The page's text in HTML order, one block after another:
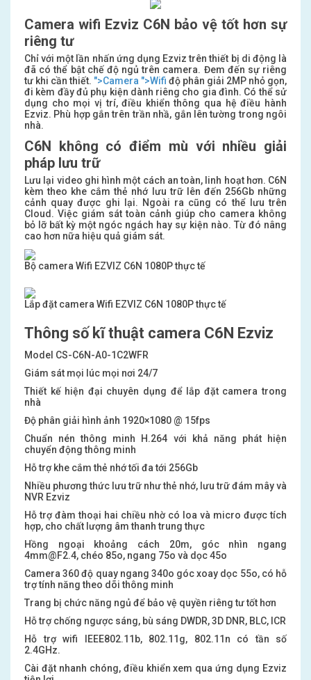
Camera wifi Ezviz C6N bảo vệ tốt hơn sự
riêng tư
Chỉ với một lần nhấn ứng dụng Ezviz trên thiết bị di động là
đã có thể bật chế độ ngủ trên camera. Đem đến sự riêng
tư khi cần thiết. ">Camera ">Wifi độ phân giải 2MP nhỏ gọn,
đi kèm đầy đủ phụ kiện dành riêng cho gia đình. Có thể sử
dụng cho mọi vị trí, điều khiển thông qua hệ điều hành
Ezviz. Phù hợp gắn trên trần nhầ, gắn lên tường trong ngôi
nhà.
C6N không có điểm mù với nhiều giải
pháp lưu trữ
Lưu lại video ghi hình một cách an toàn, linh hoạt hơn. C6N
kèm theo khe cắm thẻ nhớ lưu trữ lên đến 256Gb những
cảnh quay được ghi lại. Ngoài ra cũng có thể lưu trên
Cloud. Việc giám sát toàn cảnh giúp cho camera không
bỏ lỡ bất kỳ một ngóc ngách hay sự kiện nào. Từ đó nâng
cao hơn nữa hiệu quả giám sát.
Bộ camera Wifi EZVIZ C6N 1080P thực tế
Lắp đặt camera Wifi EZVIZ C6N 1080P thực tế
Thông số kĩ thuật camera C6N Ezviz
Model CS-C6N-A0-1C2WFR
Giám sát mọi lúc mọi nơi 24/7
Thiết kế hiện đại chuyên dụng để lắp đặt camera trong
nhà
Độ phân giải hình ảnh 1920×1080 @ 15fps
Chuẩn nén thông minh H.264 với khả năng phát hiện
chuyển động thông minh
Hỗ trợ khe cắm thẻ nhớ tối đa tới 256Gb
Nhiều phương thức lưu trữ như thẻ nhớ, lưu trữ đám mây và
NVR Ezviz
Hỗ trợ đàm thoại hai chiều nhờ có loa và micro được tích
hợp, cho chất lượng âm thanh trung thực
Hồng ngoại khoảng cách 20m, góc nhìn ngang
4mm@F2.4, chéo 85o, ngang 75o và dọc 45o
Camera 360 độ quay ngang 340o góc xoay dọc 55o, có hỗ
trợ tính năng theo dõi thông minh
Trang bị chức năng ngủ để bảo vệ quyền riêng tư tốt hơn
Hỗ trợ chống ngược sáng, bù sáng DWDR, 3D DNR, BLC, ICR
Hỗ trợ wifi IEEE802.11b, 802.11g, 802.11n có tần số
2.4GHz.
Cài đặt nhanh chóng, điều khiển xem qua ứng dụng Ezviz